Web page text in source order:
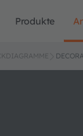
Produkte